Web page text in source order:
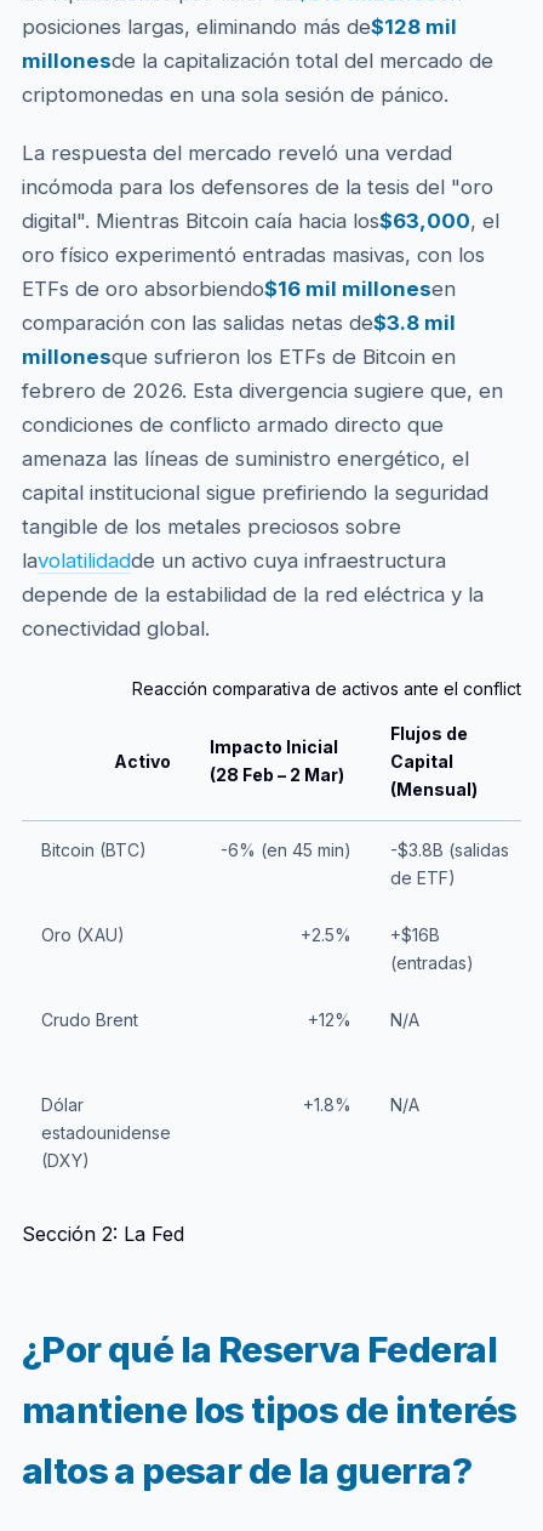
posiciones largas, eliminando más de$128 mil
millonesde la capitalización total del mercado de
criptomonedas en una sola sesión de pánico.
La respuesta del mercado reveló una verdad
incómoda para los defensores de la tesis del "oro
digital". Mientras Bitcoin caía hacia los$63,000, el
oro físico experimentó entradas masivas, con los
ETFs de oro absorbiendo$16 mil millonesen
comparación con las salidas netas de$3.8 mil
millonesque sufrieron los ETFs de Bitcoin en
febrero de 2026. Esta divergencia sugiere que, en
condiciones de conflicto armado directo que
amenaza las líneas de suministro energético, el
capital institucional sigue prefiriendo la seguridad
tangible de los metales preciosos sobre
lavolatilidadde un activo cuya infraestructura
depende de la estabilidad de la red eléctrica y la
conectividad global.
Reacción comparativa de activos ante el conflicto
Activo
Impacto Inicial
(28 Feb – 2 Mar)
Flujos de
Capital
(Mensual)
Bitcoin (BTC) -6% (en 45 min)
-$3.8B (salidas
de ETF)
Oro (XAU) +2.5%
+$16B
(entradas)
Crudo Brent +12% N/A
Dólar
estadounidense
(DXY)
+1.8% N/A
Sección 2: La Fed
¿Por qué la Reserva Federal
mantiene los tipos de interés
altos a pesar de la guerra?